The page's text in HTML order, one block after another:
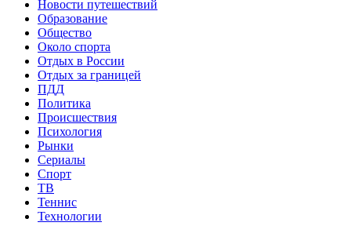
Новости путешествий
Образование
Общество
Около спорта
Отдых в России
Отдых за границей
ПДД
Политика
Происшествия
Психология
Рынки
Сериалы
Спорт
ТВ
Теннис
Технологии